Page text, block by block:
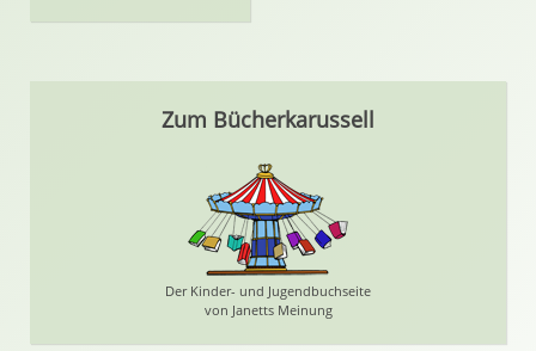
Zum Bücherkarussell
Der Kinder- und Jugendbuchseite
von Janetts Meinung